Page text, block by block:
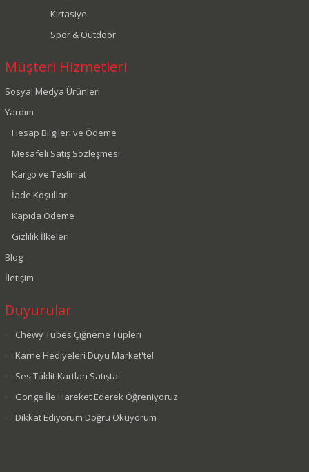
Kırtasiye
Spor & Outdoor
Müşteri Hizmetleri
Sosyal Medya Ürünleri
Yardım
Hesap Bilgileri ve Ödeme
Mesafeli Satış Sözleşmesi
Kargo ve Teslimat
İade Koşulları
Kapıda Ödeme
Gizlilik İlkeleri
Blog
İletişim
Duyurular
Chewy Tubes Çiğneme Tüpleri
Karne Hediyeleri Duyu Market'te!
Ses Taklit Kartları Satışta
Gonge İle Hareket Ederek Öğreniyoruz
Dikkat Ediyorum Doğru Okuyorum